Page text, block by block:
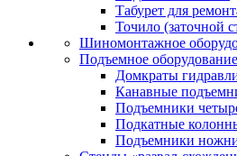
Табурет для
Точило (заточной
Шиномонтажное
Подъемное оборудование
Домкраты
Канавные
Подъемники
Подкатные
Подъемники